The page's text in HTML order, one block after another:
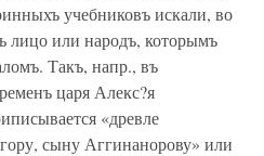
учебниковъ искали, во
лицо или народъ, которымъ
Такъ, напр., въ
царя Алекс?я
«древле
сыну Аггинанорову» или